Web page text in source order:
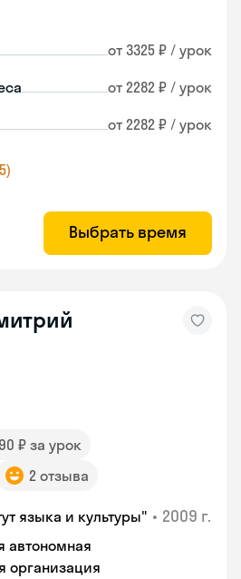
от 3325 ₽ / урок
от 2282 ₽ / урок
от 2282 ₽ / урок
Выбрать время
₽ за урок
2 отзыва
языка и культуры" • 2009 г.
автономная
организация